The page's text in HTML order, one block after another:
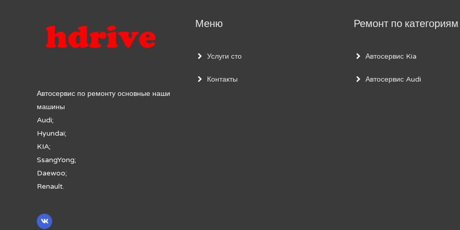
Автосервис по ремонту основные наши
машины
Audi;
Hyundai;
KIA;
SsangYong;
Daewoo;
Renault.
Меню
Услуги сто
Контакты
Ремонт по категориям
Автосервис Kia
Автосервис Audi